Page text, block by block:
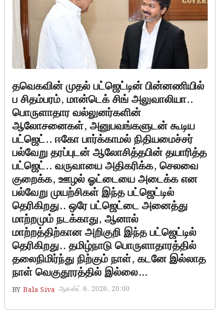
தவெகவின் முதல் பட்ஜெட்டின் பின்னணியில்
ப சிதம்பரம், மான்டெக் சிங் அலுவாலியா..
பொருளாதார வல்லுனர்களின்
ஆலோசனைகள், அனுபவங்களுடன் கூடிய
பட்ஜெட்.. ஈகோ பார்க்காமல் நிதியமைச்சர்
பல்வேறு தரப்புடன் ஆலோசித்தபின் தயாரித்த
பட்ஜெட்.. வருவாயை அதிகரிக்க, செலவை
குறைக்க, ஊழல் ஓட்டையை அடைக்க என
பல்வேறு முயற்சிகள் இந்த பட்ஜெட்டில்
தெரிகிறது.. ஒரே பட்ஜெட்டை அனைத்து
மாற்றமும் நடக்காது, ஆனால்
மாற்றத்திற்கான அறிகுறி இந்த பட்ஜெட்டில்
தெரிகிறது.. தமிழ்நாடு பொருளாதாரத்தில்
தலைநிமிர்ந்து நிற்கும் நாள், கடனே இல்லாத
நாள் வெகுதூரத்தில் இல்லை…
BY Bala Siva ஆகஸ்ட் 6, 2026, 20:00